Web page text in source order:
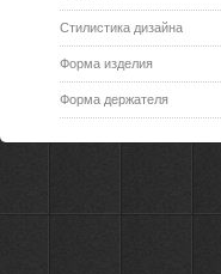
Стилистика дизайна
Форма изделия
Форма держателя